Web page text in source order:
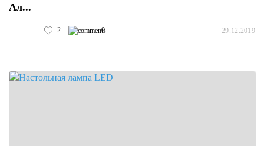
Ал...
2 0 29.12.2019